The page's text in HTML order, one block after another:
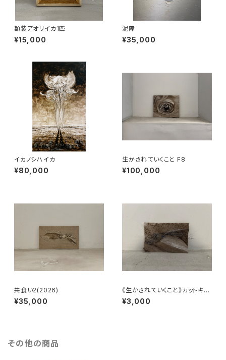
額装アオリイカ1匹
¥15,000
泥障
¥35,000
イカノシハイカ
¥80,000
生かされていくこと F8
¥100,000
共食い2(2026)
¥35,000
《生かされていくこと》カットキャ
ンバス23
¥3,000
その他の商品